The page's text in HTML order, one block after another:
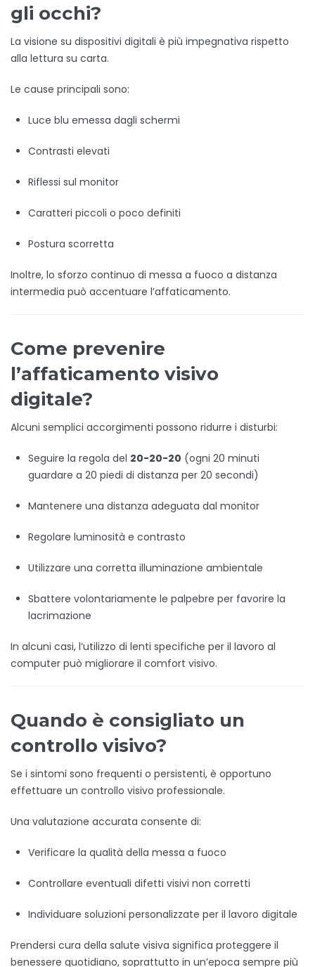
gli occhi?
La visione su dispositivi digitali è più impegnativa rispetto
alla lettura su carta.
Le cause principali sono:
Luce blu emessa dagli schermi
Contrasti elevati
Riflessi sul monitor
Caratteri piccoli o poco definiti
Postura scorretta
Inoltre, lo sforzo continuo di messa a fuoco a distanza
intermedia può accentuare l’affaticamento.
Come prevenire
l’affaticamento visivo
digitale?
Alcuni semplici accorgimenti possono ridurre i disturbi:
Seguire la regola del 20-20-20 (ogni 20 minuti
guardare a 20 piedi di distanza per 20 secondi)
Mantenere una distanza adeguata dal monitor
Regolare luminosità e contrasto
Utilizzare una corretta illuminazione ambientale
Sbattere volontariamente le palpebre per favorire la
lacrimazione
In alcuni casi, l’utilizzo di lenti specifiche per il lavoro al
computer può migliorare il comfort visivo.
Quando è consigliato un
controllo visivo?
Se i sintomi sono frequenti o persistenti, è opportuno
effettuare un controllo visivo professionale.
Una valutazione accurata consente di:
Verificare la qualità della messa a fuoco
Controllare eventuali difetti visivi non corretti
Individuare soluzioni personalizzate per il lavoro digitale
Prendersi cura della salute visiva significa proteggere il
benessere quotidiano, soprattutto in un’epoca sempre più